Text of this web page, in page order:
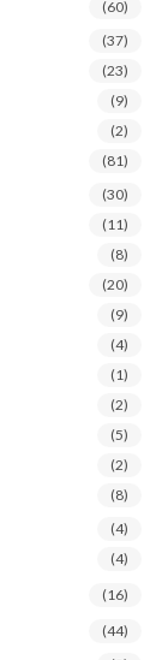
(60)
(37)
(23)
(9)
(2)
(81)
(30)
(11)
(8)
(20)
(9)
(4)
(1)
(2)
(5)
(2)
(8)
(4)
(4)
(16)
(44)